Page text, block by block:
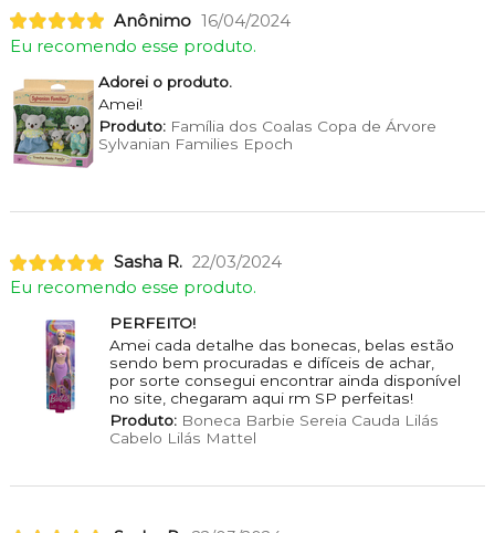
Anônimo 16/04/2024
Eu recomendo esse produto.
Adorei o produto.
Amei!
Produto:Família dos Coalas Copa de Árvore
Sylvanian Families Epoch
Sasha R. 22/03/2024
Eu recomendo esse produto.
PERFEITO!
Amei cada detalhe das bonecas, belas estão
sendo bem procuradas e difíceis de achar,
por sorte consegui encontrar ainda disponível
no site, chegaram aqui rm SP perfeitas!
Produto:Boneca Barbie Sereia Cauda Lilás
Cabelo Lilás Mattel